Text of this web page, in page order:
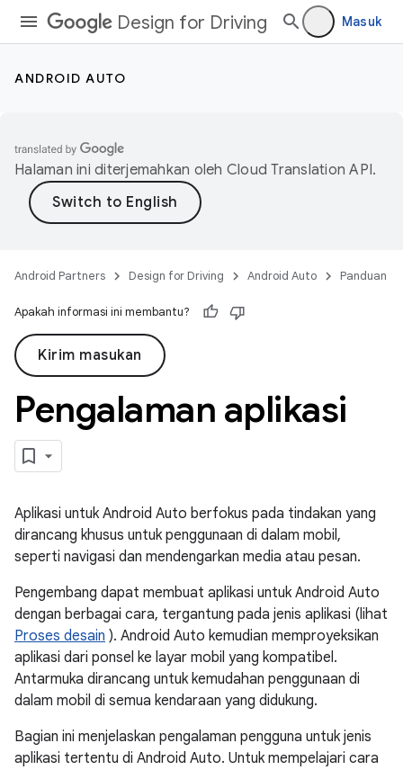
Design for Driving Masuk
ANDROID AUTO
Halaman ini diterjemahkan oleh Cloud Translation API.
Android Partners Design for Driving Android Auto Panduan
Apakah informasi ini membantu?
Kirim masukan
Pengalaman aplikasi
Aplikasi untuk Android Auto berfokus pada tindakan yang
dirancang khusus untuk penggunaan di dalam mobil,
seperti navigasi dan mendengarkan media atau pesan.
Pengembang dapat membuat aplikasi untuk Android Auto
dengan berbagai cara, tergantung pada jenis aplikasi (lihat
Proses desain ). Android Auto kemudian memproyeksikan
aplikasi dari ponsel ke layar mobil yang kompatibel.
Antarmuka dirancang untuk kemudahan penggunaan di
dalam mobil di semua kendaraan yang didukung.
Bagian ini menjelaskan pengalaman pengguna untuk jenis
aplikasi tertentu di Android Auto. Untuk mempelajari cara